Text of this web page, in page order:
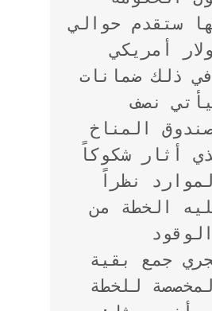
الإيطالية أنها ستقدم حوالي
6 مليارات دولار أمريكي
للمشاريع. سيأتي نصف
لما تنطوي عليه الخطة من